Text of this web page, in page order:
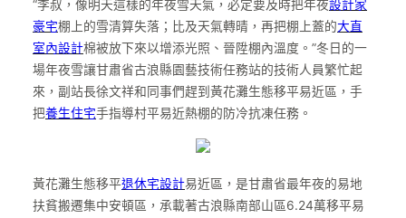
“李叔，像明天這樣的年夜雪天氣，必定要及時把年夜設計家
豪宅棚上的雪清算失落；比及天氣轉晴，再把棚上蓋的大直
室內設計棉被放下來以增添光照、晉陞棚內溫度。”冬日的一
場年夜雪讓甘肅省古浪縣園藝技術任務站的技術人員繁忙起
來，副站長徐文祥和同事們趕到黃花灘生態移平易近區，手
把養生住宅手指導村平易近熱棚的防冷抗凍任務。
黃花灘生態移平退休宅設計易近區，是甘肅省最年夜的易地
扶貧搬遷集中安頓區，承載著古浪縣南部山區6.24萬移平易